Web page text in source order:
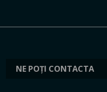
NE POȚI CONTACTA